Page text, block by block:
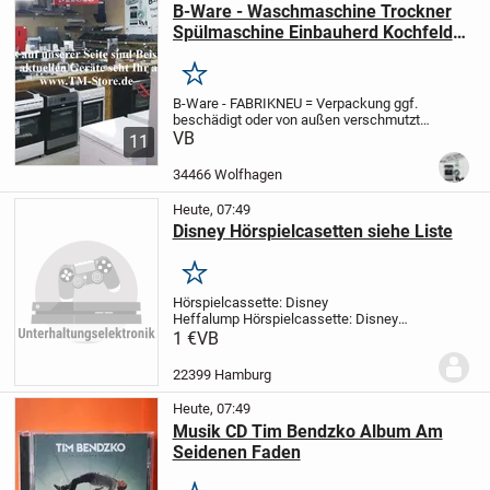
11
B-Ware - Waschmaschine Trockner
Spülmaschine Einbauherd Kochfeld
Side E-Herd Backofen Gasherd
Gaskochfeld Einbaukühlschrank
Gefriertruhe Kühltruhe Gefrierkombi
Wärmepumpentrockner Toplader
Merken
B-Ware - FABRIKNEU = Verpackung ggf.
beschädigt oder von außenverschmutzt,
Ware selbst hat in der Regel keine
Garantie (mind. 2 Jahre)
- GEBRAUCHTGERÄTE ...
VB
34466 Wolfhagen
Heute, 07:49
Disney Hörspielcasetten siehe Liste
Merken
Hörspielcassette: Disney
Heffalump Hörspielcassette: Disney
AladinHörspielcassette: Disney
Arielle Hörspielcassette: Disney Timon
und PimbaHörspielcassette:...
1 €VB
22399 Hamburg
Heute, 07:49
Musik CD Tim Bendzko Album Am
Seidenen Faden